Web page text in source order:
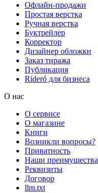
Офлайн-продажи
Простая верстка
Ручная верстка
Буктрейлер
Корректор
Дизайнер обложки
Заказ тиража
Публикация
Rideró для бизнеса
О нас
О сервисе
О магазине
Книги
Возникли вопросы?
Приватность
Наши преимущества
Реквизиты
Договор
llm.txt